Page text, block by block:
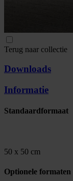
Terug naar collectie
Downloads
Informatie
Standaardformaat
50 x 50 cm
Optionele formaten